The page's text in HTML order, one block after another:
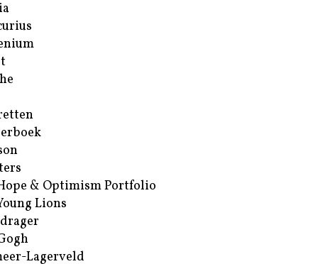
& Optimism Portfolio
Lions
Lagerveld